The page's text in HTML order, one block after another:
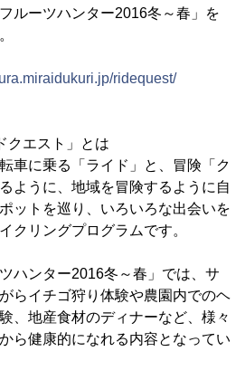
ルーツハンター2016冬～春」を
ridequest/
クエスト」とは
車に乗る「ライド」と、冒険「ク
ように、地域を冒険するように自
ットを巡り、いろいろな出会いを
クリングプログラムです。
ハンター2016冬～春」では、サ
らイチゴ狩り体験や農園内でのヘ
、地産食材のディナーなど、様々
ら健康的になれる内容となってい